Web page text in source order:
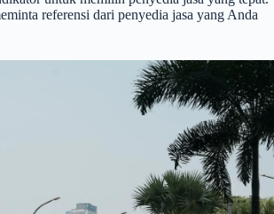
referensi dari penyedia jasa yang Anda